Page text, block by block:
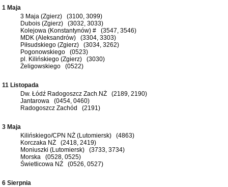
1 Maja
3 Maja (Zgierz) (3100, 3099)
Dubois (Zgierz) (3032, 3033)
Kolejowa (Konstantynów) # (3547, 3546)
MDK (Aleksandrów) (3304, 3303)
Piłsudskiego (Zgierz) (3034, 3262)
Pogonowskiego (0523)
pl. Kilińskiego (Zgierz) (3030)
Żeligowskiego (0522)
11 Listopada
Dw. Łódź Radogoszcz Zach.NŻ (2189, 2190)
Jantarowa (0454, 0460)
Radogoszcz Zachód (2191)
3 Maja
Kilińskiego/CPN NŻ (Lutomiersk) (4863)
Korczaka NŻ (2418, 2419)
Moniuszki (Lutomiersk) (3733, 3734)
Morska (0528, 0525)
Świetlicowa NŻ (0526, 0527)
6 Sierpnia